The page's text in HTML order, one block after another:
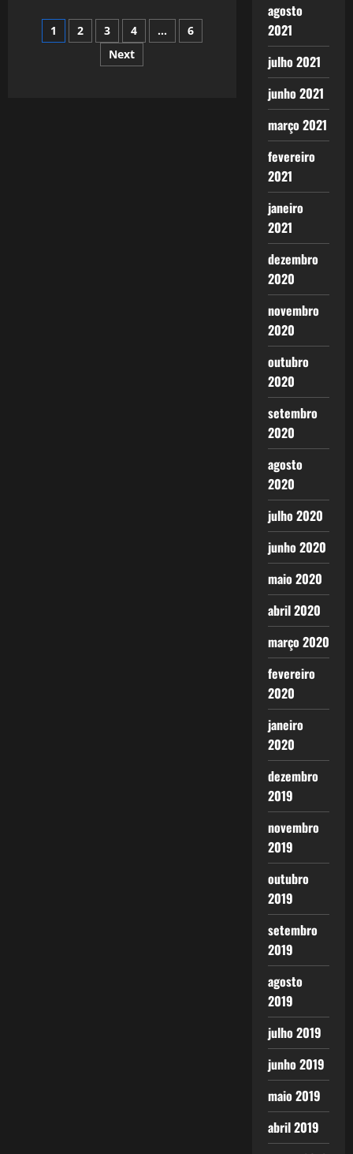
Dia
Depois
do
Golpe.
Paginação
1 2 3 4 …
6
Next
agosto
2021
julho 2021
junho 2021
março 2021
fevereiro
2021
janeiro
2021
dezembro
2020
novembro
2020
outubro
2020
setembro
2020
agosto
2020
julho 2020
junho 2020
maio 2020
abril 2020
março 2020
fevereiro
2020
janeiro
2020
dezembro
2019
novembro
2019
outubro
2019
setembro
2019
agosto
2019
julho 2019
junho 2019
maio 2019
abril 2019